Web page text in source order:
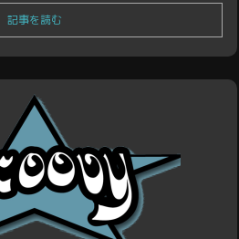
記事を読む